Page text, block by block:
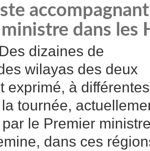
dans les
dizaines de
wilayas des deux
exprimé, à différentes
tournée,
le Premier
dans ces